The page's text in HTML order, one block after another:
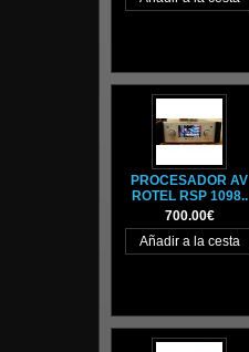
PROCESADOR AV
ROTEL RSP 1098..
700.00€